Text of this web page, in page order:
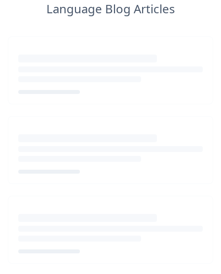
Language Blog Articles